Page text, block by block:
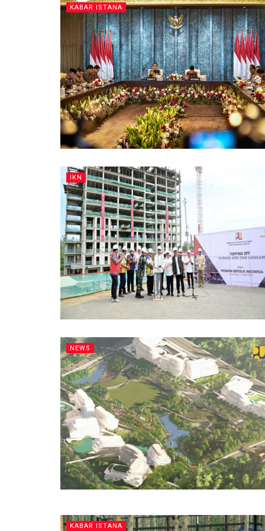
KABAR ISTANA
IKN
NEWS
KABAR ISTANA